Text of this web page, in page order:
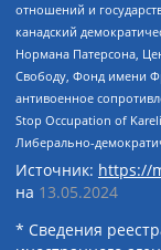
отношений и
канадский
Нормана Патерсона,
Свободу, Фонд имени
антивоенное
Stop Occupation of
Либерально-
Источник: https://
на 13.05.2024
* Сведения